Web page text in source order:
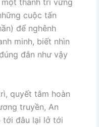
thành trì vững
cuộc tấn
để nghênh
minh, biết nhìn
đắn như vậy
quyết tâm hoàn
truyền, An
tới đâu lại lở tới